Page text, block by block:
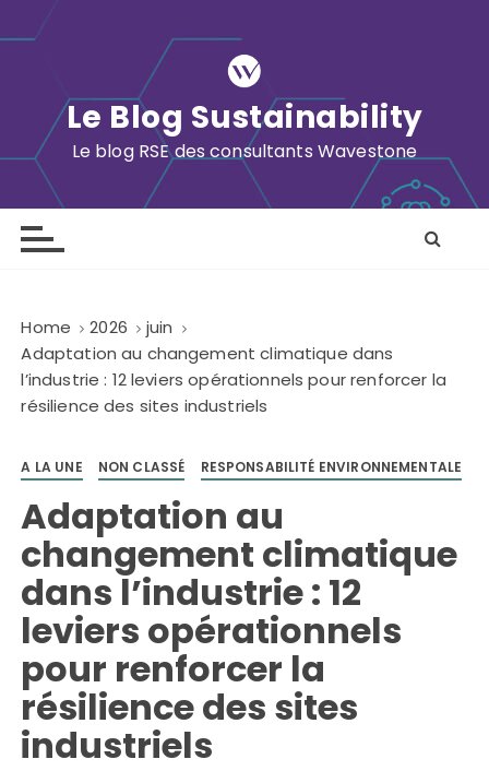
k
o
Le Blog Sustainability
Le blog RSE des consultants Wavestone
Home 2026
juin
Adaptation au changement climatique dans
l’industrie : 12 leviers opérationnels pour renforcer la
résilience des sites industriels
A LA UNE NON CLASSÉ RESPONSABILITÉ ENVIRONNEMENTALE
Adaptation au
changement climatique
dans l’industrie : 12
leviers opérationnels
pour renforcer la
résilience des sites
industriels